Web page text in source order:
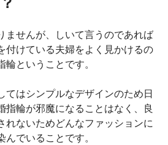
ませんが、しいて言うのであれば
付けている夫婦をよく見かけるの
ということです。
てはシンプルなデザインのため日
指輪が邪魔になることはなく、良
れないためどんなファッションに
でいることです。